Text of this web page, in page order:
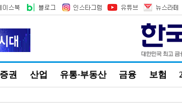
증권 산업 유통·부동산 금융 보험